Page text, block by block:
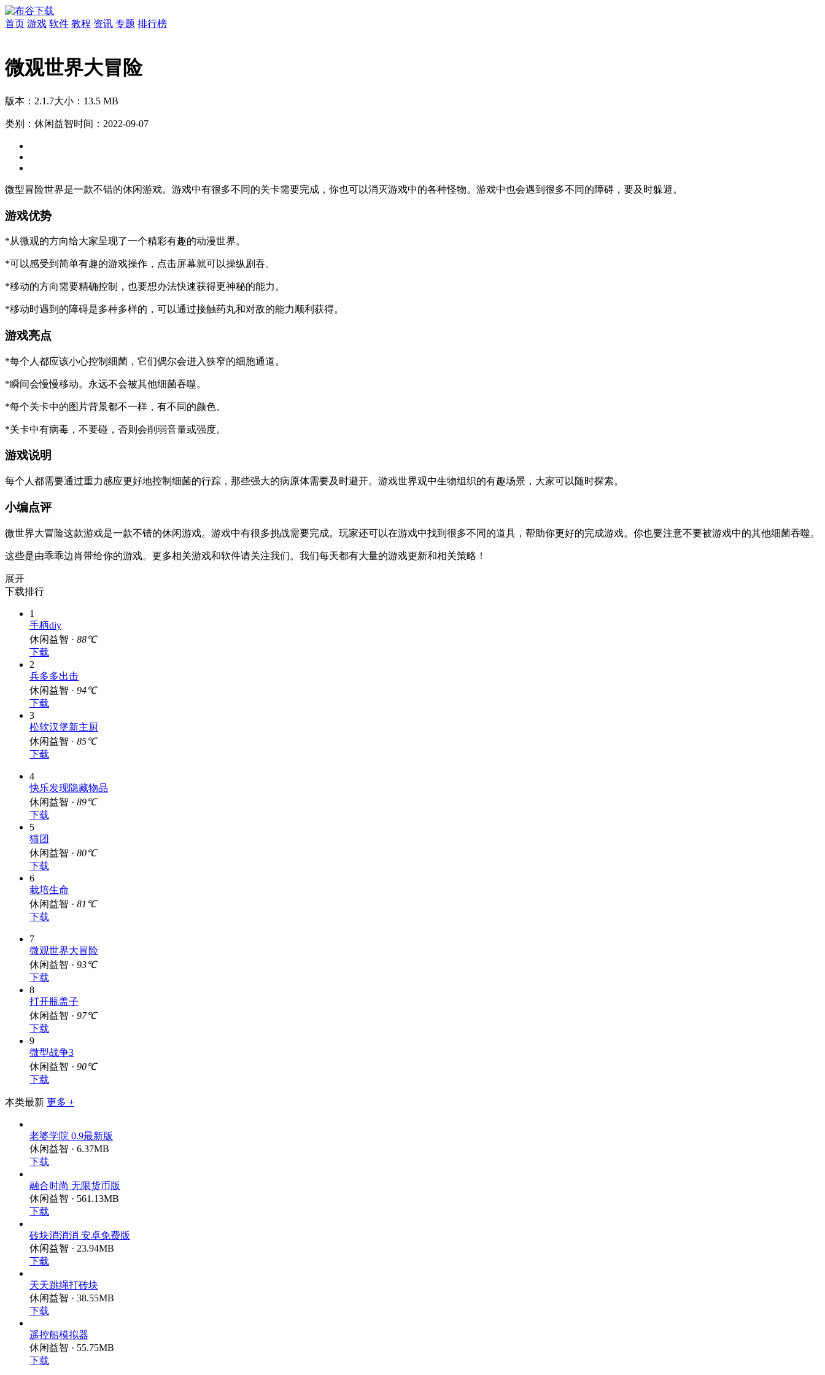
首页 游戏 软件 教程 资讯 专题 排行榜
微观世界大冒险
版本：2.1.7大小：13.5 MB
类别：休闲益智时间：2022-09-07
微型冒险世界是一款不错的休闲游戏。游戏中有很多不同的关卡需要完成，你也可以消灭游戏中的各种怪物。游戏中也会遇到很多不同的障碍，要及时躲避。
游戏优势
*从微观的方向给大家呈现了一个精彩有趣的动漫世界。
*可以感受到简单有趣的游戏操作，点击屏幕就可以操纵剧吞。
*移动的方向需要精确控制，也要想办法快速获得更神秘的能力。
*移动时遇到的障碍是多种多样的，可以通过接触药丸和对敌的能力顺利获得。
游戏亮点
*每个人都应该小心控制细菌，它们偶尔会进入狭窄的细胞通道。
*瞬间会慢慢移动。永远不会被其他细菌吞噬。
*每个关卡中的图片背景都不一样，有不同的颜色。
*关卡中有病毒，不要碰，否则会削弱音量或强度。
游戏说明
每个人都需要通过重力感应更好地控制细菌的行踪，那些强大的病原体需要及时避开。游戏世界观中生物组织的有趣场景，大家可以随时探索。
小编点评
微世界大冒险这款游戏是一款不错的休闲游戏。游戏中有很多挑战需要完成。玩家还可以在游戏中找到很多不同的道具，帮助你更好的完成游戏。你也要注意不要被游戏中的其他细菌吞噬。
这些是由乖乖边肖带给你的游戏。更多相关游戏和软件请关注我们。我们每天都有大量的游戏更新和相关策略！
展开
下载排行
1
手柄diy
休闲益智 · 88℃
下载
2
兵多多出击
休闲益智 · 94℃
下载
3
松软汉堡新主厨
休闲益智 · 85℃
下载
4
快乐发现隐藏物品
休闲益智 · 89℃
下载
5
猫团
休闲益智 · 80℃
下载
6
栽培生命
休闲益智 · 81℃
下载
7
微观世界大冒险
休闲益智 · 93℃
下载
8
打开瓶盖子
休闲益智 · 97℃
下载
9
微型战争3
休闲益智 · 90℃
下载
本类最新 更多 +
老婆学院 0.9最新版
休闲益智 · 6.37MB
下载
融合时尚 无限货币版
休闲益智 · 561.13MB
下载
砖块消消消 安卓免费版
休闲益智 · 23.94MB
下载
天天跳绳打砖块
休闲益智 · 38.55MB
下载
遥控船模拟器
休闲益智 · 55.75MB
下载